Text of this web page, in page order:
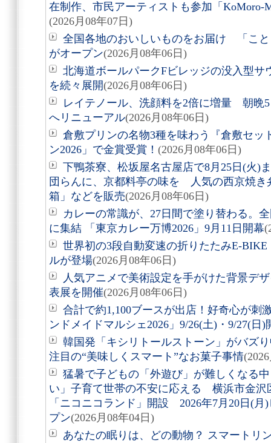
在制作、市民アーティストも参加「KoMoro-
(2026月08年07日)
全国各地のおいしいものをお届け 「こ
がオープン(2026月08年06日)
北海道ボールパークFビレッジの没入型サ
を続々展開(2026月08年06日)
レイテノール、洗顔料を2倍に増量 朝晩
へリニューアル(2026月08年06日)
倉敷プリンの名物3種を味わう『倉敷セッ
ン2026」で金賞受賞！ (2026月08年06日)
下鴨茶寮、松坂屋名古屋店で8月25日(火)
団らんに、京都料亭の味を 人気の西京焼き
箱」などを販売(2026月08年06日)
カレーの常識が、27日間で塗り替わる。
に集結 「東京カレー万博2026」9月11日開幕
世界初の3段自動変速の折りたたみE-
ルが登場(2026月08年06日)
人気アニメで美術設定を手がけた背景デ
表展を開催(2026月08年06日)
合計で約1,100ブースが出店！好奇心が
ンドメイドマルシェ2026」9/26(土)・9/27(日)
韓国発「キシリトールストーン」がバズ
注目の“美味しくスマート”なお菓子事情
猛暑で子どもの「外遊び」が難しくなる
い」子育て世帯の不安に応える 横浜市金沢
「ニコニコランド」開設 2026年7月20日(
プン(2026月08年04日)
あなたの眠りは、どの動物？ スマートリ